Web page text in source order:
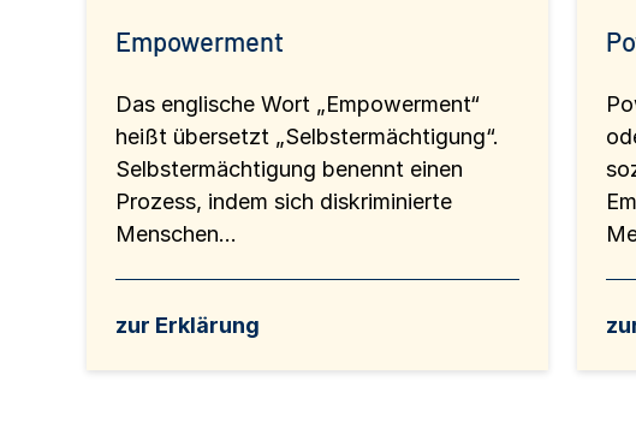
Empowerment
Das englische Wort „Empowerment“
heißt übersetzt „Selbstermächtigung“.
Selbstermächtigung benennt einen
Prozess, indem sich diskriminierte
Menschen...
zur Erklärung